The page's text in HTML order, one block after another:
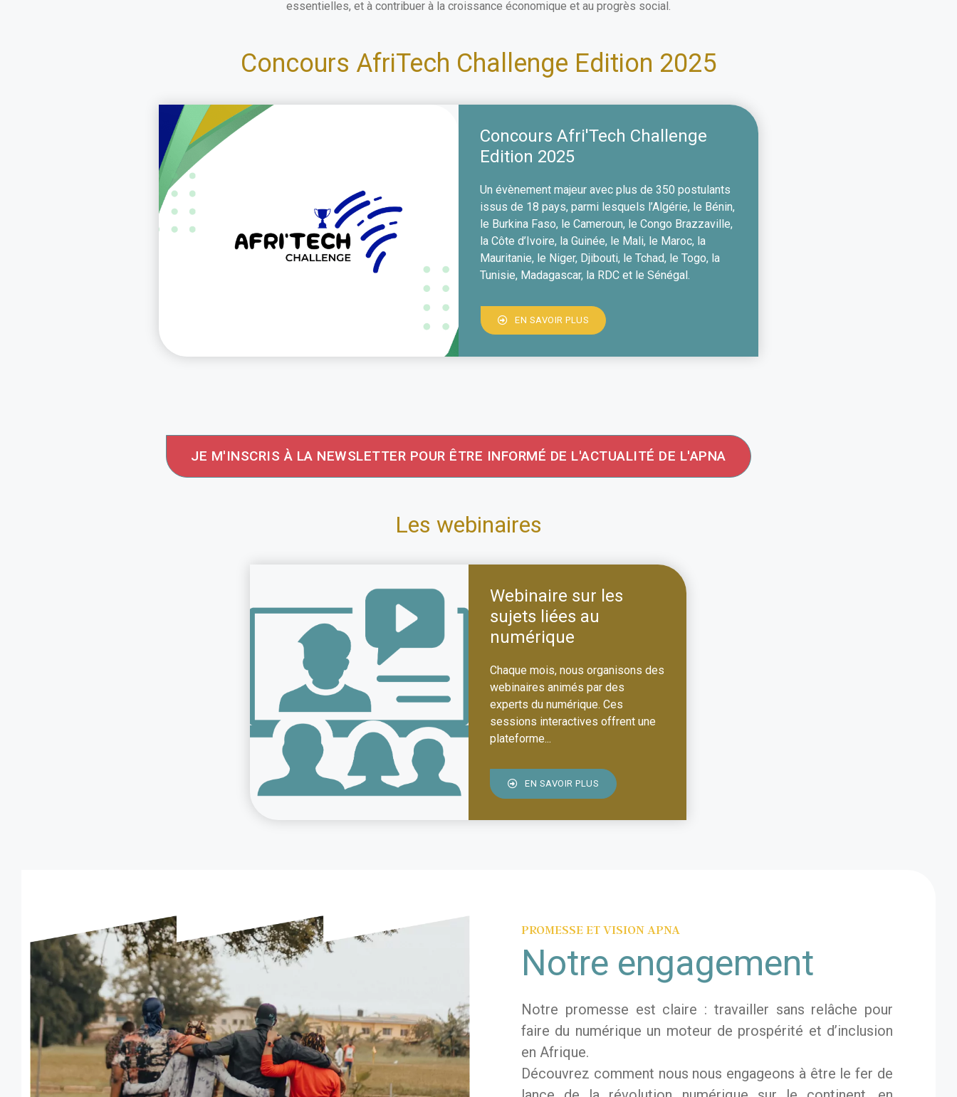
essentielles, et à contribuer à la croissance économique et au progrès social.
Concours AfriTech Challenge Edition 2025
Concours Afri'Tech Challenge
Edition 2025
Un évènement majeur avec plus de 350 postulants
issus de 18 pays, parmi lesquels l’Algérie, le Bénin,
le Burkina Faso, le Cameroun, le Congo Brazzaville,
la Côte d’Ivoire, la Guinée, le Mali, le Maroc, la
Mauritanie, le Niger, Djibouti, le Tchad, le Togo, la
Tunisie, Madagascar, la RDC et le Sénégal.
EN SAVOIR PLUS
JE M'INSCRIS À LA NEWSLETTER POUR ÊTRE INFORMÉ DE L'ACTUALITÉ DE L'APNA
Les webinaires
Webinaire sur les
sujets liées au
numérique
Chaque mois, nous organisons des
webinaires animés par des
experts du numérique. Ces
sessions interactives offrent une
plateforme...
EN SAVOIR PLUS
PROMESSE ET VISION APNA
Notre engagement
Notre promesse est claire : travailler sans relâche pour
faire du numérique un moteur de prospérité et d’inclusion
en Afrique.
Découvrez comment nous nous engageons à être le fer de